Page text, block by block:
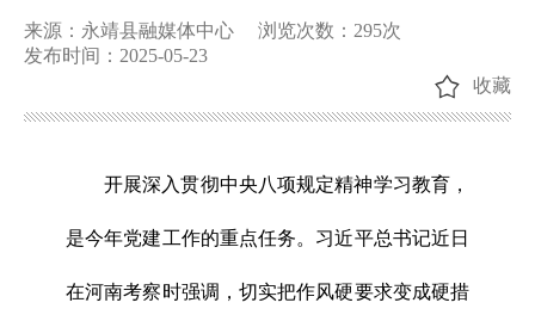
来源：永靖县融媒体中心 浏览次数： 295次
发布时间：2025-05-23
收藏
开展深入贯彻中央八项规定精神学习教育，
是今年党建工作的重点任务。习近平总书记近日
在河南考察时强调，切实把作风硬要求变成硬措